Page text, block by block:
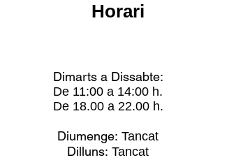
Horari
Dimarts a Dissabte:
De 11:00 a 14:00 h.
De 18.00 a 22.00 h.
Diumenge: Tancat
Dilluns: Tancat